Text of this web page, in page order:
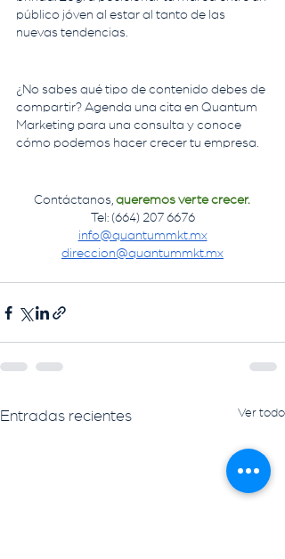
público jóven al estar al tanto de las
nuevas tendencias.
¿No sabes qué tipo de contenido debes de
compartir? Agenda una cita en Quantum
Marketing para una consulta y conoce
cómo podemos hacer crecer tu empresa.
Contáctanos, queremos verte crecer.
Tel: (664) 207 6676
info@quantummkt.mx
direccion@quantummkt.mx
Entradas recientes Ver todo